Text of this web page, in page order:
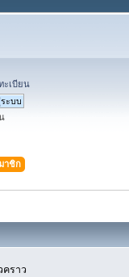
ะเบียน
าชิก
คราว